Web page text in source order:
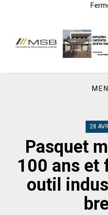
28
Pasquet
100 ans et
outil